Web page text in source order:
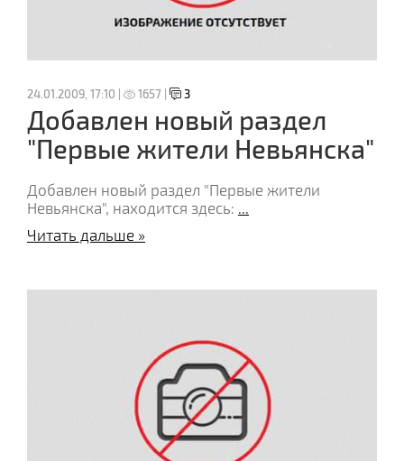
24.01.2009, 17:10 | 1657 | 3
Добавлен новый раздел
"Первые жители Невьянска"
Добавлен новый раздел "Первые жители
Невьянска", находится здесь: ...
Читать дальше »